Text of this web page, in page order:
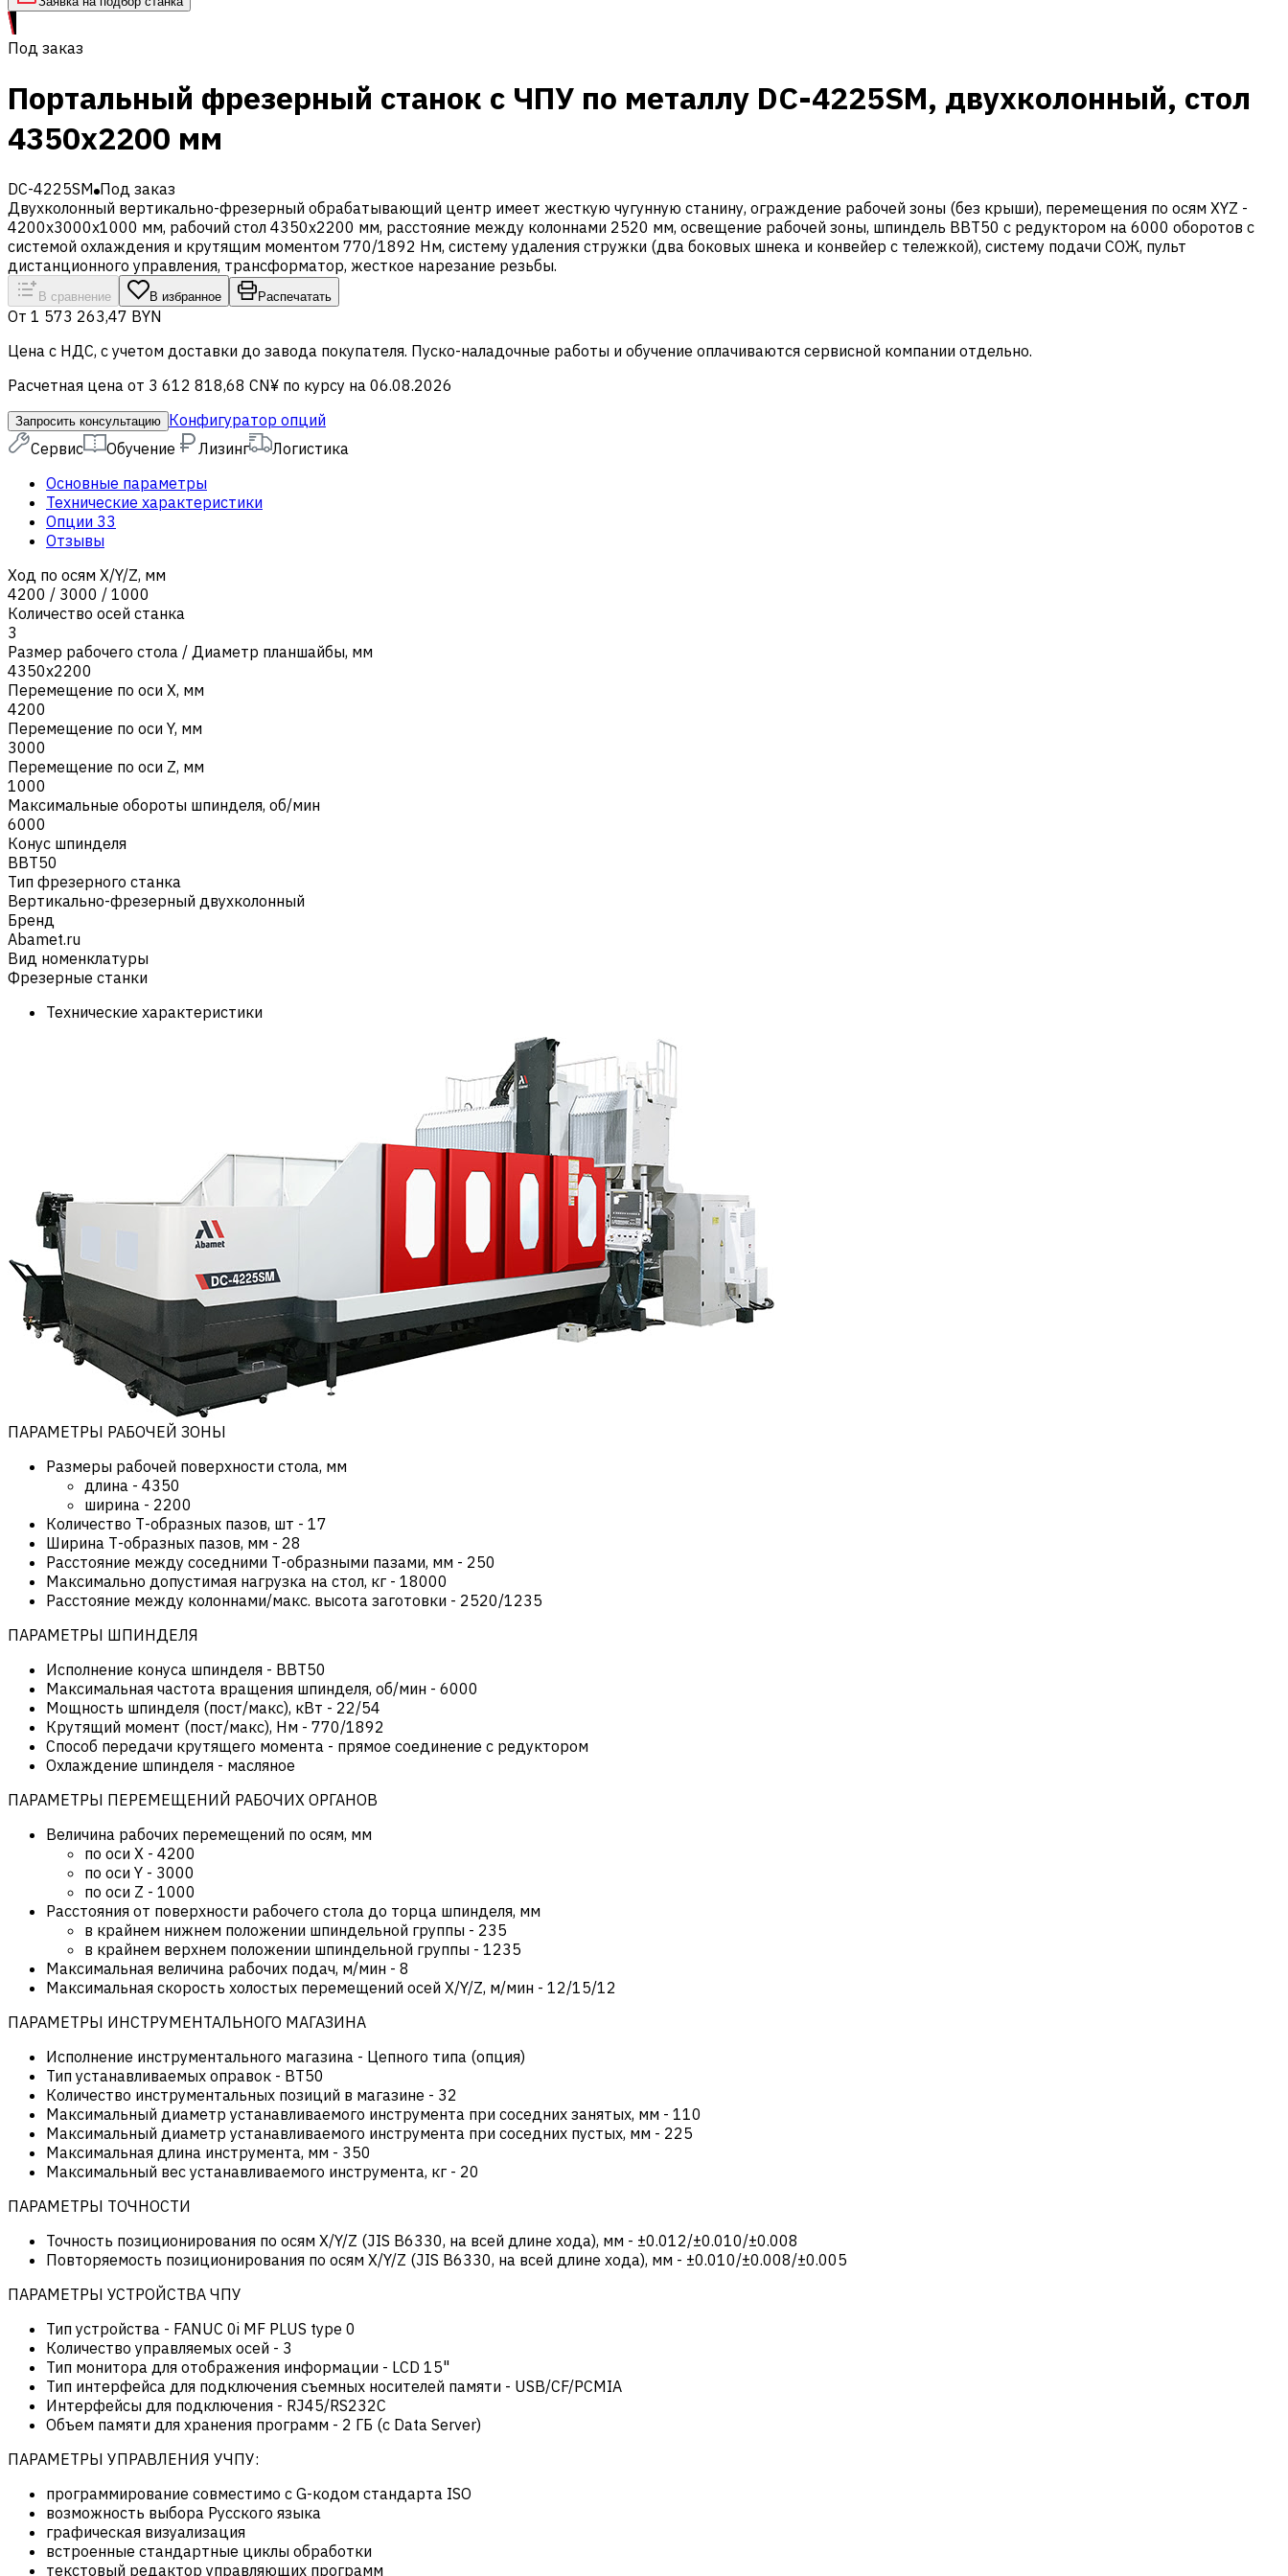
Под заказ
Портальный фрезерный станок с ЧПУ по металлу DC-4225SM, двухколонный, стол
4350х2200 мм
DC-4225SM Под заказ
Двухколонный вертикально-фрезерный обрабатывающий центр имеет жесткую чугунную станину, ограждение рабочей зоны (без крыши), перемещения по осям XYZ -
4200х3000х1000 мм, рабочий стол 4350х2200 мм, расстояние между колоннами 2520 мм, освещение рабочей зоны, шпиндель BBT50 с редуктором на 6000 оборотов с
системой охлаждения и крутящим моментом 770/1892 Нм, систему удаления стружки (два боковых шнека и конвейер с тележкой), систему подачи СОЖ, пульт
дистанционного управления, трансформатор, жесткое нарезание резьбы.
В сравнение В избранное Распечатать
От 1 573 263,47 BYN
Цена c НДС, с учетом доставки до завода покупателя. Пуско-наладочные работы и обучение оплачиваются сервисной компании отдельно.
Расчетная цена от 3 612 818,68 CN¥ по курсу на 06.08.2026
Запросить консультацию Конфигуратор опций
Сервис
Обучение Лизинг
Логистика
Основные параметры
Технические характеристики
Опции 33
Отзывы
Ход по осям X/Y/Z, мм
4200 / 3000 / 1000
Количество осей станка
3
Размер рабочего стола / Диаметр планшайбы, мм
4350x2200
Перемещение по оси X, мм
4200
Перемещение по оси Y, мм
3000
Перемещение по оси Z, мм
1000
Максимальные обороты шпинделя, об/мин
6000
Конус шпинделя
BBT50
Тип фрезерного станка
Вертикально-фрезерный двухколонный
Бренд
Abamet.ru
Вид номенклатуры
Фрезерные станки
Технические характеристики
ПАРАМЕТРЫ РАБОЧЕЙ ЗОНЫ
Размеры рабочей поверхности стола, мм
длина - 4350
ширина - 2200
Количество Т-образных пазов, шт - 17
Ширина Т-образных пазов, мм - 28
Расстояние между соседними Т-образными пазами, мм - 250
Максимально допустимая нагрузка на стол, кг - 18000
Расстояние между колоннами/макс. высота заготовки - 2520/1235
ПАРАМЕТРЫ ШПИНДЕЛЯ
Исполнение конуса шпинделя - BBT50
Максимальная частота вращения шпинделя, об/мин - 6000
Мощность шпинделя (пост/макс), кВт - 22/54
Крутящий момент (пост/макс), Нм - 770/1892
Способ передачи крутящего момента - прямое соединение с редуктором
Охлаждение шпинделя - масляное
ПАРАМЕТРЫ ПЕРЕМЕЩЕНИЙ РАБОЧИХ ОРГАНОВ
Величина рабочих перемещений по осям, мм
по оси X - 4200
по оси Y - 3000
по оси Z - 1000
Расстояния от поверхности рабочего стола до торца шпинделя, мм
в крайнем нижнем положении шпиндельной группы - 235
в крайнем верхнем положении шпиндельной группы - 1235
Максимальная величина рабочих подач, м/мин - 8
Максимальная скорость холостых перемещений осей X/Y/Z, м/мин - 12/15/12
ПАРАМЕТРЫ ИНСТРУМЕНТАЛЬНОГО МАГАЗИНА
Исполнение инструментального магазина - Цепного типа (опция)
Тип устанавливаемых оправок - BT50
Количество инструментальных позиций в магазине - 32
Максимальный диаметр устанавливаемого инструмента при соседних занятых, мм - 110
Максимальный диаметр устанавливаемого инструмента при соседних пустых, мм - 225
Максимальная длина инструмента, мм - 350
Максимальный вес устанавливаемого инструмента, кг - 20
ПАРАМЕТРЫ ТОЧНОСТИ
Точность позиционирования по осям X/Y/Z (JIS B6330, на всей длине хода), мм - ±0.012/±0.010/±0.008
Повторяемость позиционирования по осям X/Y/Z (JIS B6330, на всей длине хода), мм - ±0.010/±0.008/±0.005
ПАРАМЕТРЫ УСТРОЙСТВА ЧПУ
Тип устройства - FANUC 0i MF PLUS type 0
Количество управляемых осей - 3
Тип монитора для отображения информации - LCD 15"
Тип интерфейса для подключения съемных носителей памяти - USB/CF/PCMIA
Интерфейсы для подключения - RJ45/RS232C
Объем памяти для хранения программ - 2 ГБ (c Data Server)
ПАРАМЕТРЫ УПРАВЛЕНИЯ УЧПУ:
программирование совместимо с G-кодом стандарта ISO
возможность выбора Русского языка
графическая визуализация
встроенные стандартные циклы обработки
текстовый редактор управляющих программ